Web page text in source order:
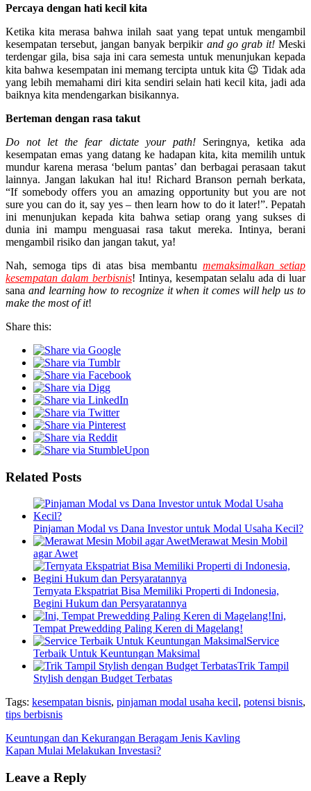
Percaya dengan hati kecil kita
Ketika kita merasa bahwa inilah saat yang tepat untuk mengambil
kesempatan tersebut, jangan banyak berpikir and go grab it!Meski
terdengar gila, bisa saja ini cara semesta untuk menunjukan kepada
kita bahwa kesempatan ini memang tercipta untuk kita 😉 Tidak ada
yang lebih memahami diri kita sendiri selain hati kecil kita, jadi ada
baiknya kita mendengarkan bisikannya.
Berteman dengan rasa takut
Do not let the fear dictate your path! Seringnya, ketika ada
kesempatan emas yang datang ke hadapan kita, kita memilih untuk
mundur karena merasa ‘belum pantas’ dan berbagai perasaan takut
lainnya. Jangan lakukan hal itu! Richard Branson pernah berkata,
“If somebody offers you an amazing opportunity but you are not
sure you can do it, say yes – then learn how to do it later!”. Pepatah
ini menunjukan kepada kita bahwa setiap orang yang sukses di
dunia ini mampu menguasai rasa takut mereka. Intinya, berani
mengambil risiko dan jangan takut, ya!
Nah, semoga tips di atas bisa membantu memaksimalkan setiap
kesempatan dalam berbisnis! Intinya, kesempatan selalu ada di luar
sana and learning how to recognize it when it comes will help us to
make the most of it!
Share this:
Related Posts
Pinjaman Modal vs Dana Investor untuk Modal Usaha Kecil?
Merawat Mesin Mobil
agar Awet
Ternyata Ekspatriat Bisa Memiliki Properti di Indonesia,
Begini Hukum dan Persyaratannya
Ini,
Tempat Prewedding Paling Keren di Magelang!
Service
Terbaik Untuk Keuntungan Maksimal
Trik Tampil
Stylish dengan Budget Terbatas
Tags: kesempatan bisnis, pinjaman modal usaha kecil, potensi bisnis,
tips berbisnis
Keuntungan dan Kekurangan Beragam Jenis Kavling
Kapan Mulai Melakukan Investasi?
Leave a Reply